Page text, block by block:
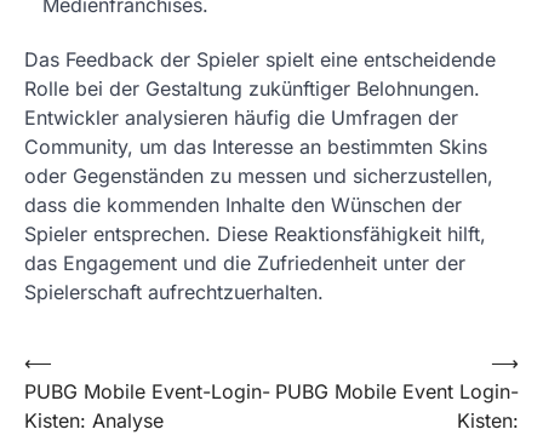
Das Feedback der Spieler spielt eine entscheidende
Rolle bei der Gestaltung zukünftiger Belohnungen.
Entwickler analysieren häufig die Umfragen der
Community, um das Interesse an bestimmten Skins
oder Gegenständen zu messen und sicherzustellen,
dass die kommenden Inhalte den Wünschen der
Spieler entsprechen. Diese Reaktionsfähigkeit hilft,
das Engagement und die Zufriedenheit unter der
Spielerschaft aufrechtzuerhalten.
Post
navigation
⟵
PUBG Mobile Event-Login-
Kisten: Analyse
PUBG Mobile Event Login-
Kisten:
⟶